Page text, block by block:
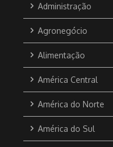
Administração
Agronegócio
Alimentação
América Central
América do Norte
América do Sul